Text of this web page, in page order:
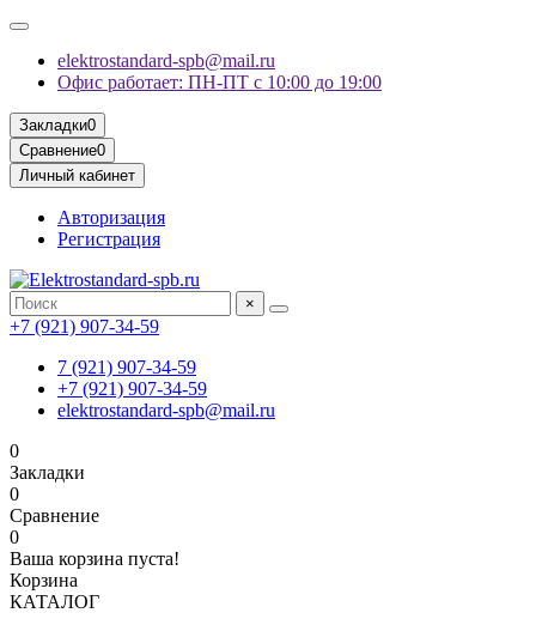
elektrostandard-spb@mail.ru
Офис работает: ПН-ПТ с 10:00 до 19:00
Закладки0
Сравнение0
Личный кабинет
Авторизация
Регистрация
×
+7 (921) 907-34-59
7 (921) 907-34-59
+7 (921) 907-34-59
elektrostandard-spb@mail.ru
0
Закладки
0
Сравнение
0
Ваша корзина пуста!
Корзина
КАТАЛОГ